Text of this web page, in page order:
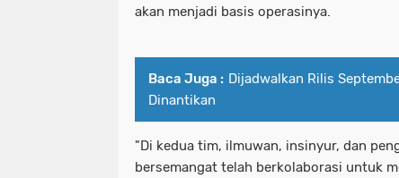
akan menjadi basis operasinya.
Baca Juga : Dijadwalkan Rilis
Dinantikan
"Di kedua tim, ilmuwan, insinyur, dan
bersemangat telah berkolaborasi untuk